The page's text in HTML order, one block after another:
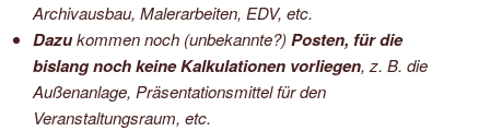
Archivausbau, Malerarbeiten, EDV, etc.
Dazukommen noch (unbekannte?) Posten, für die
bislang noch keine Kalkulationen vorliegen, z. B. die
Außenanlage, Präsentationsmittel für den
Veranstaltungsraum, etc.